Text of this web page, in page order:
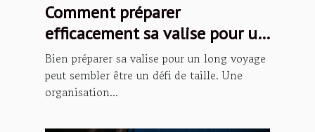
Comment préparer
efficacement sa valise pour un
long voyage ?
Bien préparer sa valise pour un long voyage
peut sembler être un défi de taille. Une
organisation...